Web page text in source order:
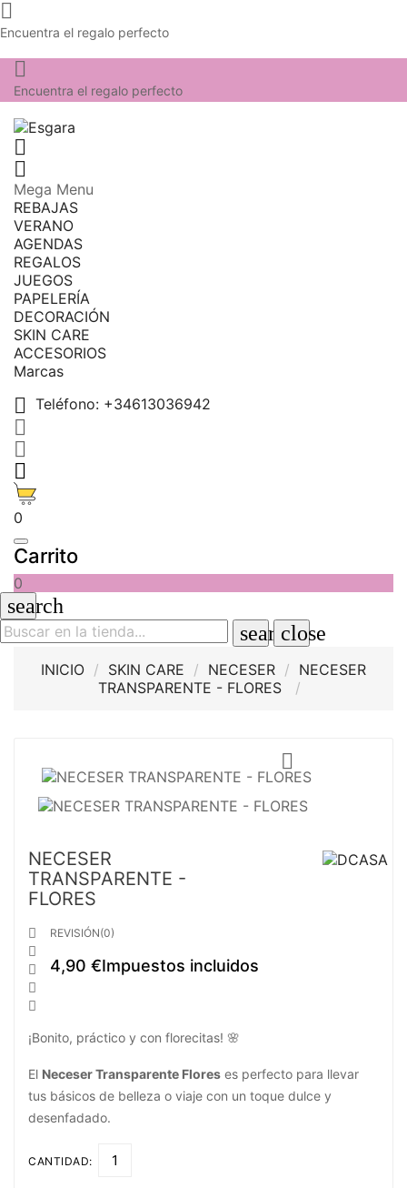

Encuentra el regalo perfecto

Encuentra el regalo perfecto


Mega Menu
REBAJAS
VERANO
AGENDAS
REGALOS
JUEGOS
PAPELERÍA
DECORACIÓN
SKIN CARE
ACCESORIOS
Marcas
 Teléfono: +34613036942



0
Carrito
0
search
searchclose
INICIO SKIN CARE NECESER
NECESER
TRANSPARENTE - FLORES

NECESER
TRANSPARENTE -
FLORES





REVISIÓN(0)
4,90 €Impuestos incluidos
¡Bonito, práctico y con florecitas! 🌸
El Neceser Transparente Flores es perfecto para llevar
tus básicos de belleza o viaje con un toque dulce y
desenfadado.
CANTIDAD: